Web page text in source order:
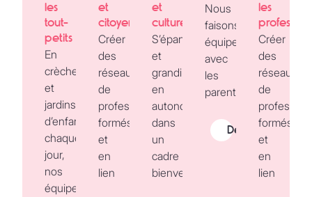
les
tout-
petits
En
crèche
et
jardins
d’enfants,
chaque
jour,
nos
équipes
et
citoyenneté
Créer
des
réseaux
de
professionnels
formés
et
en
lien
et
culture
S’épanouir
et
grandir
en
autonomie
dans
un
cadre
bienveillant.
Nous
faisons
équipe
avec
les
parents
Découvrir
les
Créer
des
réseaux
de
formés
et
en
lien